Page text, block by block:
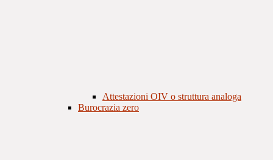
Attestazioni OIV o struttura analoga
Burocrazia zero